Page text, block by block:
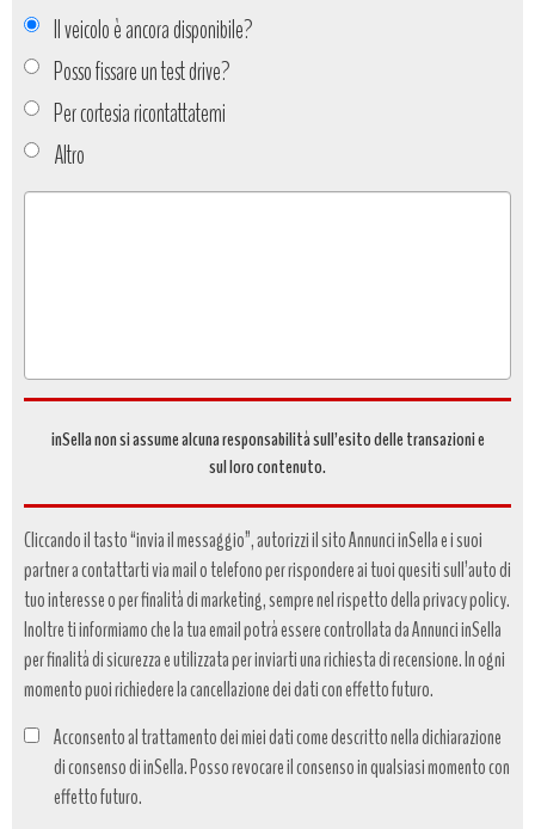
Il veicolo è ancora disponibile?
Posso fissare un test drive?
Per cortesia ricontattatemi
Altro
Tipo
inSella non si assume alcuna responsabilità sull’esito delle transazioni e
sul loro contenuto.
Cliccando il tasto “invia il messaggio”, autorizzi il sito Annunci inSella e i suoi
partner a contattarti via mail o telefono per rispondere ai tuoi quesiti sull’auto di
tuo interesse o per finalità di marketing, sempre nel rispetto della privacy policy.
Inoltre ti informiamo che la tua email potrà essere controllata da Annunci inSella
per finalità di sicurezza e utilizzata per inviarti una richiesta di recensione. In ogni
momento puoi richiedere la cancellazione dei dati con effetto futuro.
Acconsento al trattamento dei miei dati come descritto nella dichiarazione
di consenso di inSella. Posso revocare il consenso in qualsiasi momento con
effetto futuro.